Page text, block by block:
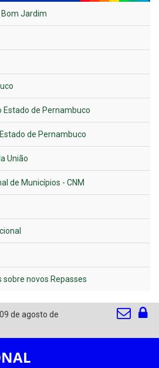
Jardim
Estado de Pernambuco
de Pernambuco
União
de Municípios - CNM
novos Repasses
09 de agosto de